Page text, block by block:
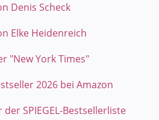
Denis Scheck
Elke Heidenreich
"New York Times"
2026 bei Amazon
der SPIEGEL-Bestsellerliste